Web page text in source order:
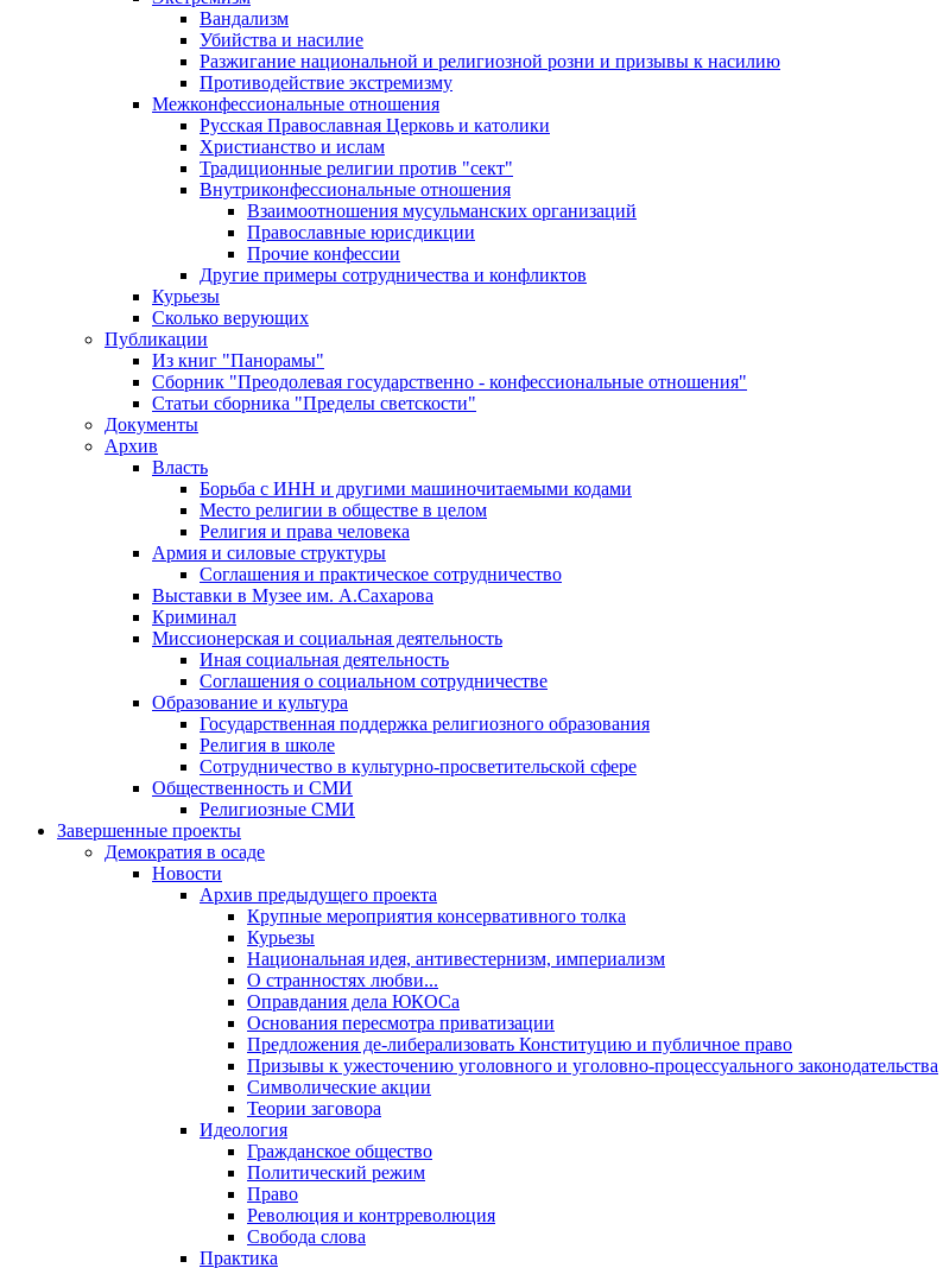
Вандализм
Убийства и насилие
Разжигание национальной и религиозной розни и призывы к насилию
Противодействие экстремизму
Межконфессиональные отношения
Русская Православная Церковь и католики
Христианство и ислам
Традиционные религии против "сект"
Внутриконфессиональные отношения
Взаимоотношения мусульманских организаций
Православные юрисдикции
Прочие конфессии
Другие примеры сотрудничества и конфликтов
Курьезы
Сколько верующих
Публикации
Из книг "Панорамы"
Сборник "Преодолевая государственно - конфессиональные отношения"
Статьи сборника "Пределы светскости"
Документы
Архив
Власть
Борьба с ИНН и другими машиночитаемыми кодами
Место религии в обществе в целом
Религия и права человека
Армия и силовые структуры
Соглашения и практическое сотрудничество
Выставки в Музее им. А.Сахарова
Криминал
Миссионерская и социальная деятельность
Иная социальная деятельность
Соглашения о социальном сотрудничестве
Образование и культура
Государственная поддержка религиозного образования
Религия в школе
Сотрудничество в культурно-просветительской сфере
Общественность и СМИ
Религиозные СМИ
Завершенные проекты
Демократия в осаде
Новости
Архив предыдущего проекта
Крупные мероприятия консервативного толка
Курьезы
Национальная идея, антивестернизм, империализм
О странностях любви...
Оправдания дела ЮКОСа
Основания пересмотра приватизации
Предложения де-либерализовать Конституцию и публичное право
Призывы к ужесточению уголовного и уголовно-процессуального законодательства
Символические акции
Теории заговора
Идеология
Гражданское общество
Политический режим
Право
Революция и контрреволюция
Свобода слова
Практика